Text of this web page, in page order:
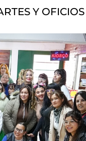
Y OFICIOS